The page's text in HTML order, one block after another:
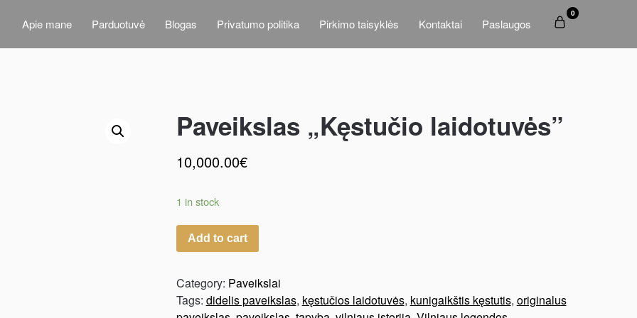
Apie mane Parduotuvė Blogas Privatumo politika Pirkimo taisyklės Kontaktai Paslaugos
0
Paveikslas „Kęstučio laidotuvės”
10,000.00€
1 in stock
Add to cart
Category: Paveikslai
Tags: didelis paveikslas, kęstučios laidotuvės, kunigaikštis kęstutis, originalus